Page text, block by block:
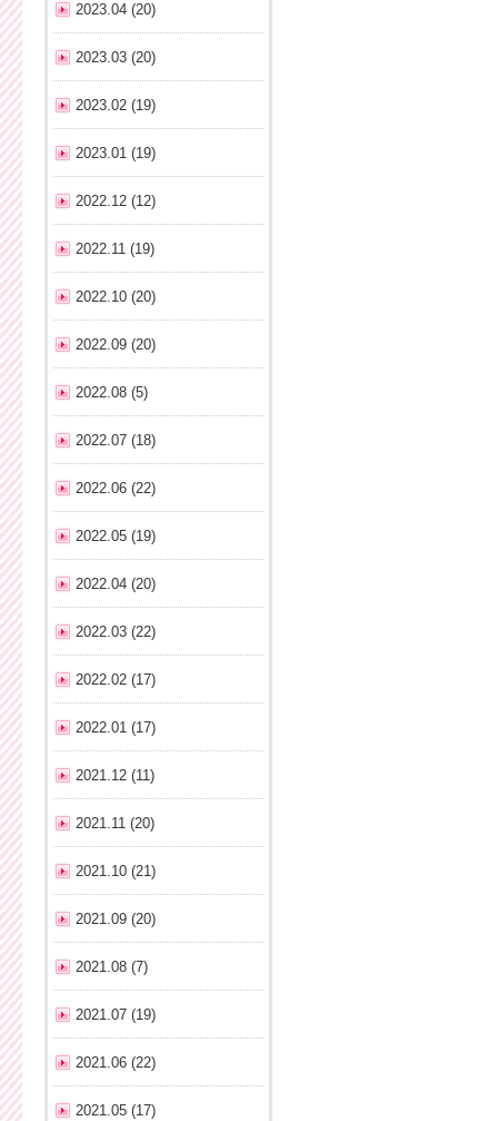
2023.04 (20)
2023.03 (20)
2023.02 (19)
2023.01 (19)
2022.12 (12)
2022.11 (19)
2022.10 (20)
2022.09 (20)
2022.08 (5)
2022.07 (18)
2022.06 (22)
2022.05 (19)
2022.04 (20)
2022.03 (22)
2022.02 (17)
2022.01 (17)
2021.12 (11)
2021.11 (20)
2021.10 (21)
2021.09 (20)
2021.08 (7)
2021.07 (19)
2021.06 (22)
2021.05 (17)